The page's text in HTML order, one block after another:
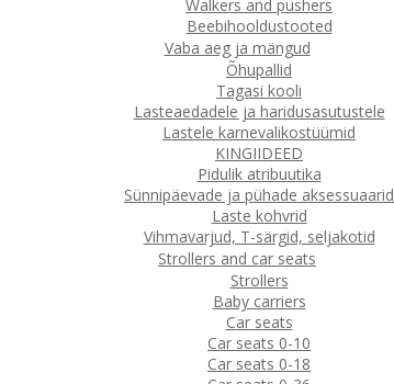
Walkers and pushers
Beebihooldustooted
Vaba aeg ja mängud
Õhupallid
Tagasi kooli
Lasteaedadele ja haridusasutustele
Lastele karnevalikostüümid
KINGIIDEED
Pidulik atribuutika
Sünnipäevade ja pühade aksessuaarid
Laste kohvrid
Vihmavarjud, T-särgid, seljakotid
Strollers and car seats
Strollers
Baby carriers
Car seats
Car seats 0-10
Car seats 0-18